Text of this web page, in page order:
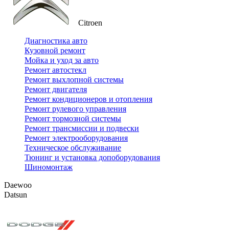
Citroen
Диагностика авто
Кузовной ремонт
Мойка и уход за авто
Ремонт автостекл
Ремонт выхлопной системы
Ремонт двигателя
Ремонт кондиционеров и отопления
Ремонт рулевого управления
Ремонт тормозной системы
Ремонт трансмиссии и подвески
Ремонт электрооборудования
Техническое обслуживание
Тюнинг и установка допоборудования
Шиномонтаж
Daewoo
Datsun